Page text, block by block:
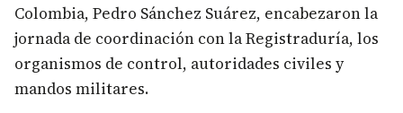
Colombia, Pedro Sánchez Suárez, encabezaron la
jornada de coordinación con la Registraduría, los
organismos de control, autoridades civiles y
mandos militares.